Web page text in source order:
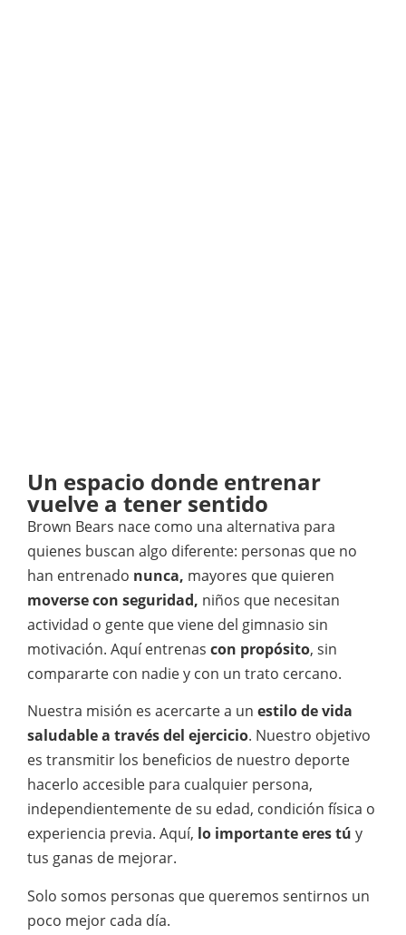
Un espacio donde entrenar
vuelve a tener sentido
Brown Bears nace como una alternativa para
quienes buscan algo diferente: personas que no
han entrenado nunca, mayores que quieren
moverse con seguridad, niños que necesitan
actividad o gente que viene del gimnasio sin
motivación. Aquí entrenas con propósito, sin
compararte con nadie y con un trato cercano.
Nuestra misión es acercarte a un estilo de vida
saludable a través del ejercicio. Nuestro objetivo
es transmitir los beneficios de nuestro deporte
hacerlo accesible para cualquier persona,
independientemente de su edad, condición física o
experiencia previa. Aquí, lo importante eres tú y
tus ganas de mejorar.
Solo somos personas que queremos sentirnos un
poco mejor cada día.